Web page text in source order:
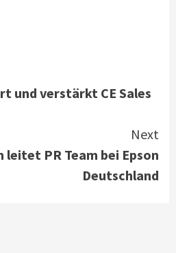
und verstärkt CE Sales
Next
leitet PR Team bei Epson
Deutschland